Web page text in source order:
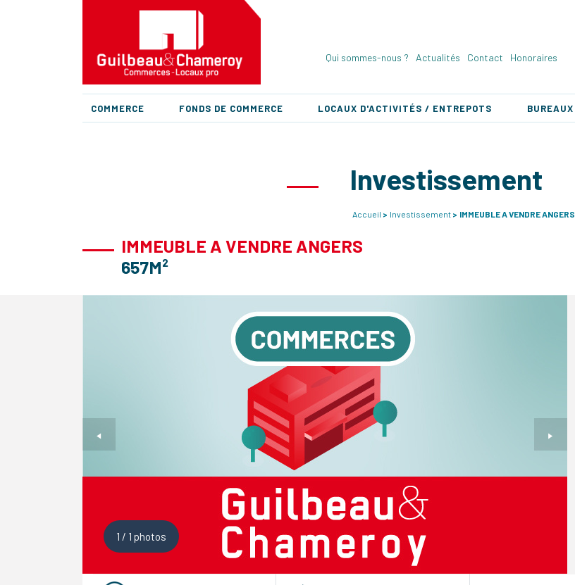
Qui sommes-nous ? Actualités Contact Honoraires
COMMERCE FONDS DE COMMERCE LOCAUX D'ACTIVITÉS / ENTREPOTS BUREAUX
Investissement
Accueil Investissement IMMEUBLE A VENDRE ANGERS
IMMEUBLE A VENDRE ANGERS
657M²
1 / 1 photos